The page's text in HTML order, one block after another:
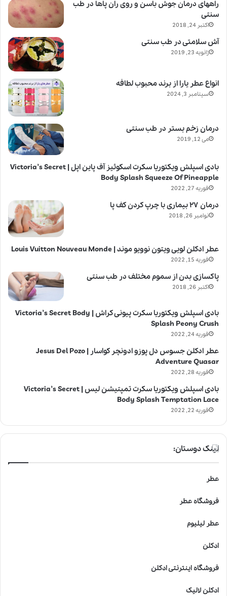
راههای درمان جوش باسن و روی ران پاها در طب
سنتی
اکتبر 24, 2018
آش سلامتی در طب سنتی
ژانویه 23, 2019
انواع عطر یارا از برند محبوب لطافه
سپتامبر 3, 2024
درمان زخم بستر در طب سنتی
می 12, 2019
بادی اسپلش ویکتوریا سکرت اسکوئیز آف پاین اپل | Victoria’s Secret
Body Splash Squeeze Of Pineapple
فوریه 27, 2022
درمان ۲۷ بیماری با چرپ کردن کف پا
نوامبر 26, 2018
عطر ادکلن لویی ویتون نوویو موند | Louis Vuitton Nouveau Monde
فوریه 15, 2022
پاکسازی بدن از سموم مختلف در طب سنتی
اکتبر 26, 2018
بادی اسپلش ویکتوریا سکرت پیونی کراش | Victoria’s Secret Body
Splash Peony Crush
فوریه 24, 2022
عطر ادکلن جسوس دل پوزو ادونچر کواسار | Jesus Del Pozo
Adventure Quasar
فوریه 28, 2022
بادی اسپلش ویکتوریا سکرت تمپتیشن لیس | Victoria’s Secret
Body Splash Temptation Lace
فوریه 22, 2022
لینک دوستان:
عطر
فروشگاه عطر
عطر لیلیوم
ادکلن
فروشگاه اینترنتی ادکلن
ادکلن لالیک